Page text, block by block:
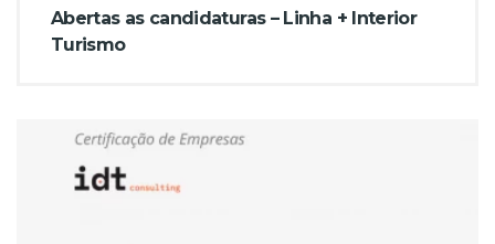
Abertas as candidaturas – Linha + Interior
Turismo